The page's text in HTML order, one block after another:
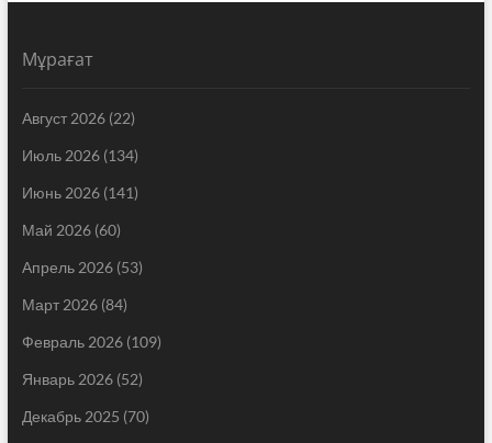
Мұрағат
Август 2026(22)
Июль 2026(134)
Июнь 2026(141)
Май 2026(60)
Апрель 2026(53)
Март 2026(84)
Февраль 2026(109)
Январь 2026(52)
Декабрь 2025 (70)